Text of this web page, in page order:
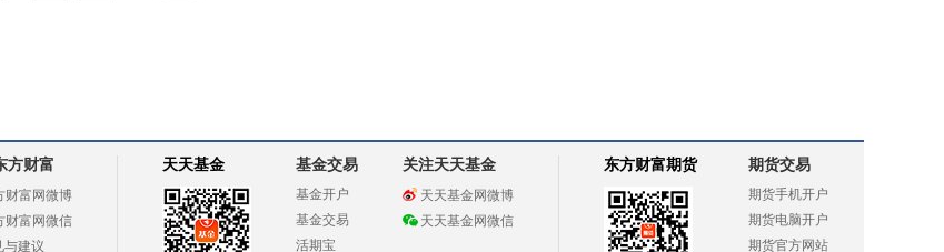
方财富
财富网微博
财富网微信
与建议
天天基金 基金交易
基金开户
基金交易
活期宝
关注天天基金
天天基金网微博
天天基金网微信
东方财富期货 期货交易
期货手机开户
期货电脑开户
期货官方网站